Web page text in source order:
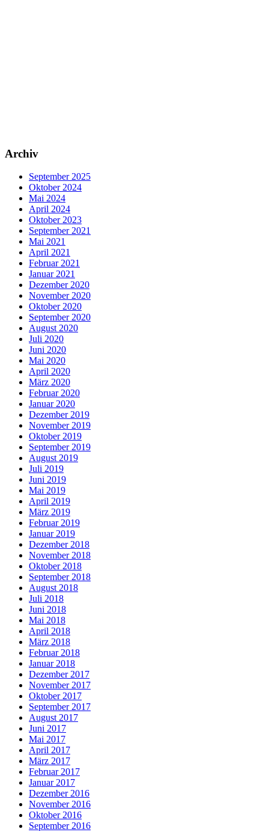
Archiv
September 2025
Oktober 2024
Mai 2024
April 2024
Oktober 2023
September 2021
Mai 2021
April 2021
Februar 2021
Januar 2021
Dezember 2020
November 2020
Oktober 2020
September 2020
August 2020
Juli 2020
Juni 2020
Mai 2020
April 2020
März 2020
Februar 2020
Januar 2020
Dezember 2019
November 2019
Oktober 2019
September 2019
August 2019
Juli 2019
Juni 2019
Mai 2019
April 2019
März 2019
Februar 2019
Januar 2019
Dezember 2018
November 2018
Oktober 2018
September 2018
August 2018
Juli 2018
Juni 2018
Mai 2018
April 2018
März 2018
Februar 2018
Januar 2018
Dezember 2017
November 2017
Oktober 2017
September 2017
August 2017
Juni 2017
Mai 2017
April 2017
März 2017
Februar 2017
Januar 2017
Dezember 2016
November 2016
Oktober 2016
September 2016